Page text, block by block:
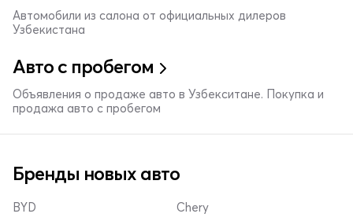
Автомобили из салона от официальных дилеров
Узбекистана
Авто с пробегом
Объявления о продаже авто в Узбекситане. Покупка и
продажа авто с пробегом
Бренды новых авто
BYD Chery